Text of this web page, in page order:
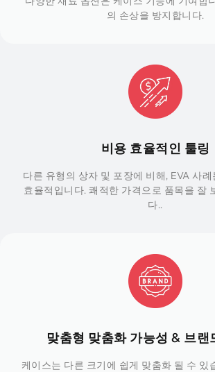
의 손상을 방지합니다.
비용 효율적인 툴링
다른 유형의 상자 및 포장에 비해, EVA 사
효율적입니다. 쾌적한 가격으로 품목을 잘
다..
맞춤형 맞춤화 가능성 & 브랜
케이스는 다른 크기에 쉽게 맞춤화 될 수 있